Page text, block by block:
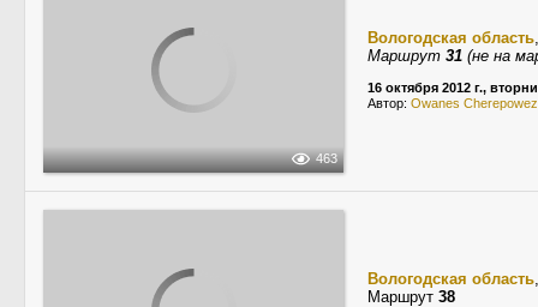
463
Вологодская область
Маршрут 31 (не на
16 октября 2012 г.,
Автор: Owanes Cherepowez
Вологодская область
Маршрут 38